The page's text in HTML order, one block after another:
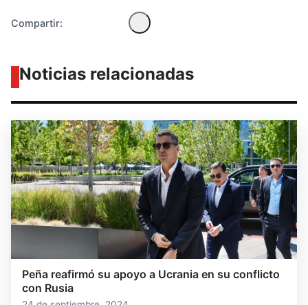
Compartir:
Noticias relacionadas
Peña reafirmó su apoyo a Ucrania en su conflicto
con Rusia